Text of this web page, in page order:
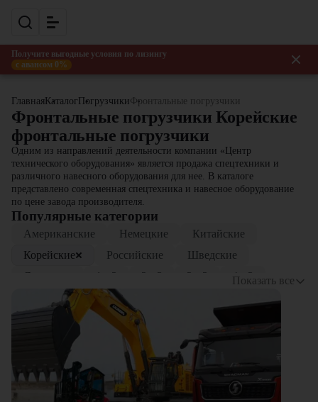
Получите выгодные условия по лизингу
с авансом 0%
Главная Каталог ПогрузчикиФронтальные погрузчики
Фронтальные погрузчики Корейские
фронтальные погрузчики
Одним из направлений деятельности компании «Центр
технического оборудования» является продажа спецтехники и
различного навесного оборудования для нее. В каталоге
представлено современная спецтехника и навесное оборудование
по цене завода производителя.
Популярные категории
Американские Немецкие
Китайские
Корейские
Российские
Шведские
Японские
1 м3 2 м3 3 м3
4 м3
6 м3 7 м3
2 тонны
4 тонны
7 тонн 8 тонн
Показать все